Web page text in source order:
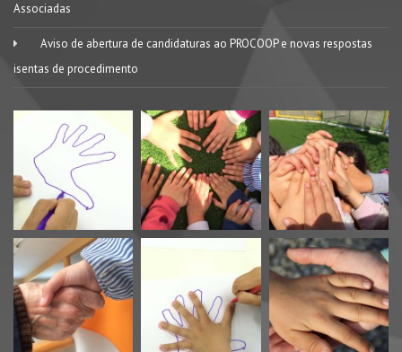
Associadas
Aviso de abertura de candidaturas ao PROCOOP e novas respostas
isentas de procedimento